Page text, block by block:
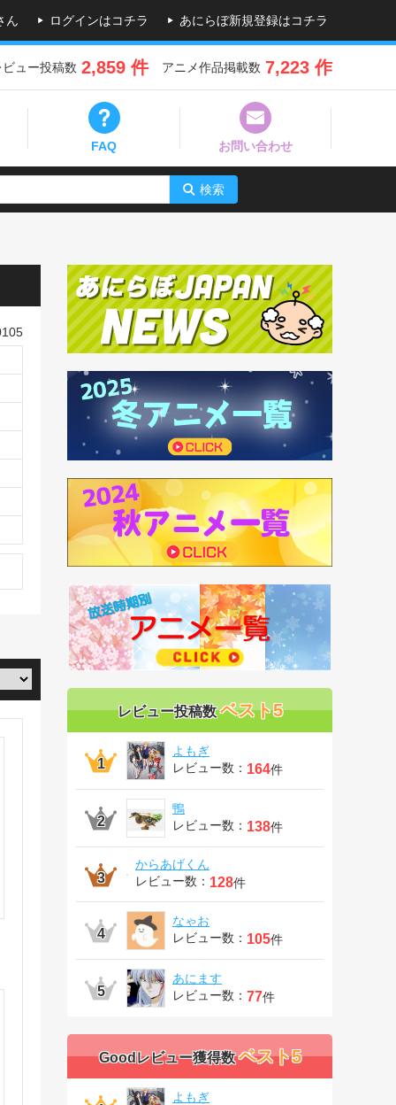
ん ログインはコチラ あにらぼ新規登録はコチラ
ビュー投稿数 2,859 件 アニメ作品掲載数 7,223 作
FAQ お問い合わせ
検索
レビュー投稿数ベスト5
よもぎ
レビュー数： 164件
鴨
レビュー数： 138件
からあげくん
レビュー数： 128件
なゃお
レビュー数： 105件
あにます
レビュー数： 77件
Goodレビュー獲得数ベスト5
よもぎ